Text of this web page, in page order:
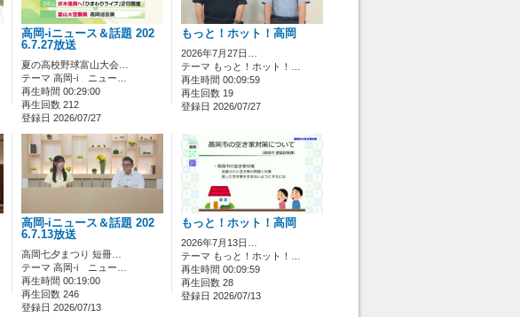
高岡-iニュース＆話題 202
6.7.27放送
夏の高校野球富山大会…
テーマ 高岡-i ニュー…
再生時間 00:29:00
再生回数 212
登録日 2026/07/27
もっと！ホット！高岡
2026年7月27日…
テーマ もっと！ホット！…
再生時間 00:09:59
再生回数 19
登録日 2026/07/27
高岡-iニュース＆話題 202
6.7.13放送
高岡七夕まつり 短冊…
テーマ 高岡-i ニュー…
再生時間 00:19:00
再生回数 246
登録日 2026/07/13
もっと！ホット！高岡
2026年7月13日…
テーマ もっと！ホット！…
再生時間 00:09:59
再生回数 28
登録日 2026/07/13